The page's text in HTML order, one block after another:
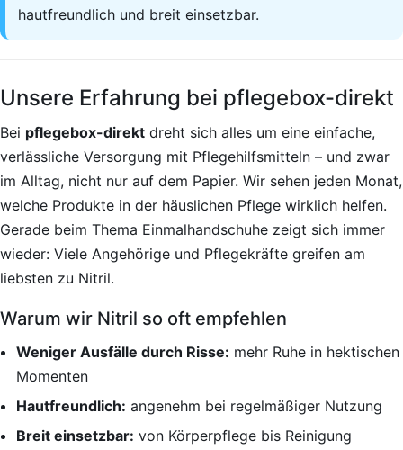
hautfreundlich und breit einsetzbar.
Unsere Erfahrung bei pflegebox-direkt
Bei pflegebox-direkt dreht sich alles um eine einfache,
verlässliche Versorgung mit Pflegehilfsmitteln – und zwar
im Alltag, nicht nur auf dem Papier. Wir sehen jeden Monat,
welche Produkte in der häuslichen Pflege wirklich helfen.
Gerade beim Thema Einmalhandschuhe zeigt sich immer
wieder: Viele Angehörige und Pflegekräfte greifen am
liebsten zu Nitril.
Warum wir Nitril so oft empfehlen
Weniger Ausfälle durch Risse: mehr Ruhe in hektischen
Momenten
Hautfreundlich: angenehm bei regelmäßiger Nutzung
Breit einsetzbar: von Körperpflege bis Reinigung